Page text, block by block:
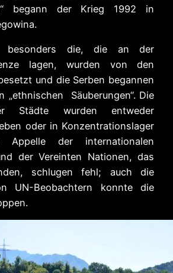
begann der Krieg 1992 in
besonders die, die an der
lagen, wurden von den
und die Serben begannen
„ethnischen Säuberungen“. Die
Städte wurden entweder
oder in Konzentrationslager
Appelle der internationalen
der Vereinten Nationen, das
schlugen fehl; auch die
UN-Beobachtern konnte die